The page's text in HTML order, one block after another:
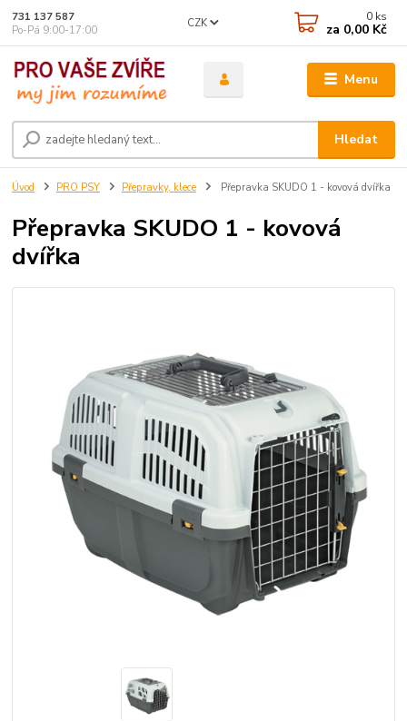
Menu
CZK
Hledat
731 137 587
Po-Pá 9:00-17:00
0 ks
za 0,00 Kč
Úvod PRO PSY Přepravky, klece Přepravka SKUDO 1 - kovová dvířka
Přepravka SKUDO 1 - kovová
dvířka